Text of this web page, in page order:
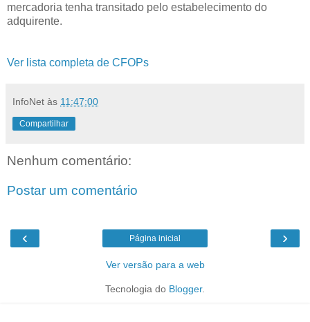
mercadoria tenha transitado pelo estabelecimento do
adquirente.
Ver lista completa de CFOPs
InfoNet às 11:47:00
Compartilhar
Nenhum comentário:
Postar um comentário
‹ ›
Página inicial
Ver versão para a web
Tecnologia do Blogger.